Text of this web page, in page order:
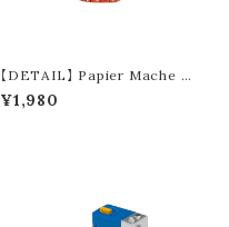
【DETAIL】 Papier Mache St
anding Cat (brown)
¥1,980